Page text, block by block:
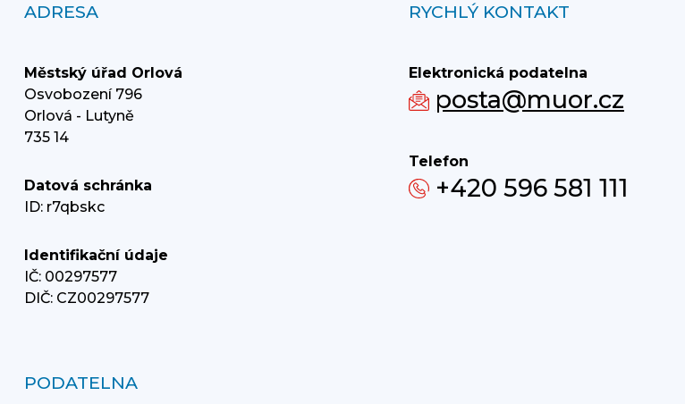
ADRESA
Městský úřad Orlová
Osvobození 796
Orlová - Lutyně
735 14
Datová schránka
ID: r7qbskc
Identifikační údaje
IČ: 00297577
DIČ: CZ00297577
RYCHLÝ KONTAKT
Elektronická podatelna
posta@muor.cz
Telefon
+420 596 581 111
PODATELNA